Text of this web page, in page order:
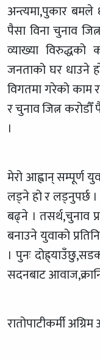
अन्त्यमा,पुकार बमले
पैसा विना चुनाव
व्याख्या
जनताको घर धाउने
विगतमा गरेको काम
र चुनाव जित्न करोडौँ
।
मेरो आह्वान् सम्पूर्ण
लड्ने हो र लड्नुपर्छ
बढ्ने । तसर्थ,चुनाव
बनाउने युवाको
। पुनः
सदनबाट
रातोपाटीकर्मी